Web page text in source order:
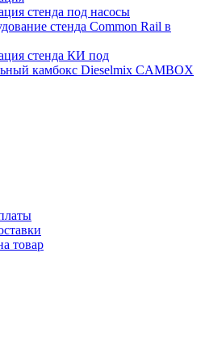
стенда под насосы
стенда Common Rail в
стенда КИ под
камбокс Dieselmix CAMBOX
товар